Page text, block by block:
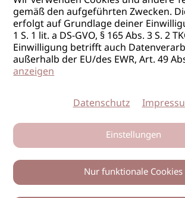
gemäß den aufgeführten Zwecken.
erfolgt auf Grundlage deiner
1 S. 1 lit. a DS-GVO, § 165 Abs. 3 S. 2
Einwilligung betrifft auch
außerhalb der EU/des EWR, Art. 49
anzeigen
Datenschutz
Einstellungen
Nur funktionale Cookies